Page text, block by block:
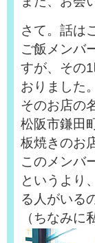
さて。話は
ご飯メンバ
すが、その
おりました。
そのお店の
松阪市鎌田
板焼きのお
このメンバ
というより
る人がいる
（ちなみ